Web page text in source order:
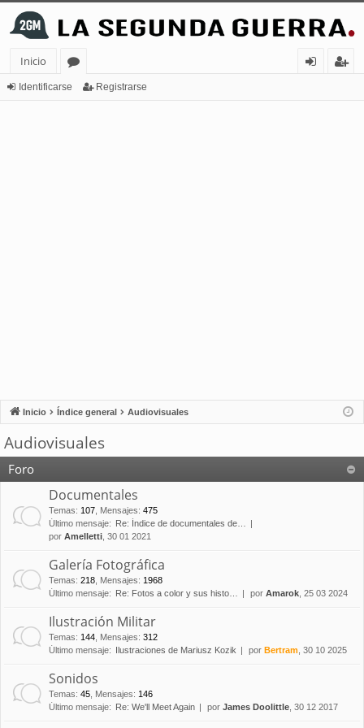
Inicio
or
Identificarse Registrarse
Inicio Índice general Audiovisuales
Audiovisuales
Foro
Documentales
Temas: 107 Mensajes: 475
Último mensaje: Re: Índice de documentales de…
por Amelletti , 30 01 2021
Galería Fotográfica
Temas: 218 Mensajes: 1968
Último mensaje: Re: Fotos a color y sus histo… por Amarok , 25 03 2024
Ilustración Militar
Temas: 144 Mensajes: 312
Último mensaje: Ilustraciones de Mariusz Kozik por Bertram , 30 10 2025
Sonidos
Temas: 45 Mensajes: 146
Último mensaje: Re: We'll Meet Again por James Doolittle , 30 12 2017